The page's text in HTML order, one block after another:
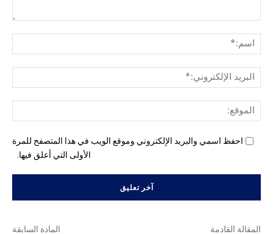
احفظ اسمي والبريد الإلكتروني وموقع الويب في هذا المتصفح للمرة
الأولى التي أعلق فيها.
المادة السابقة المقالة القادمة